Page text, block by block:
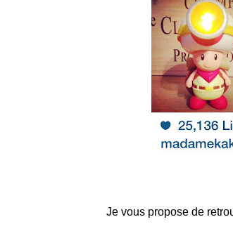
Je vous propose de